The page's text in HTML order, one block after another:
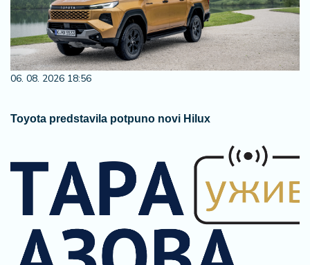
06. 08. 2026 18:56
Toyota predstavila potpuno novi Hilux